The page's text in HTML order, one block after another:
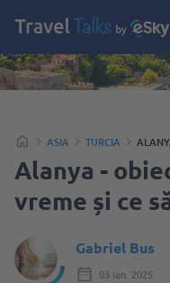
ASIA TURCIA
Alanya -
vreme și ce
Gabriel Bus
03 ian. 2025